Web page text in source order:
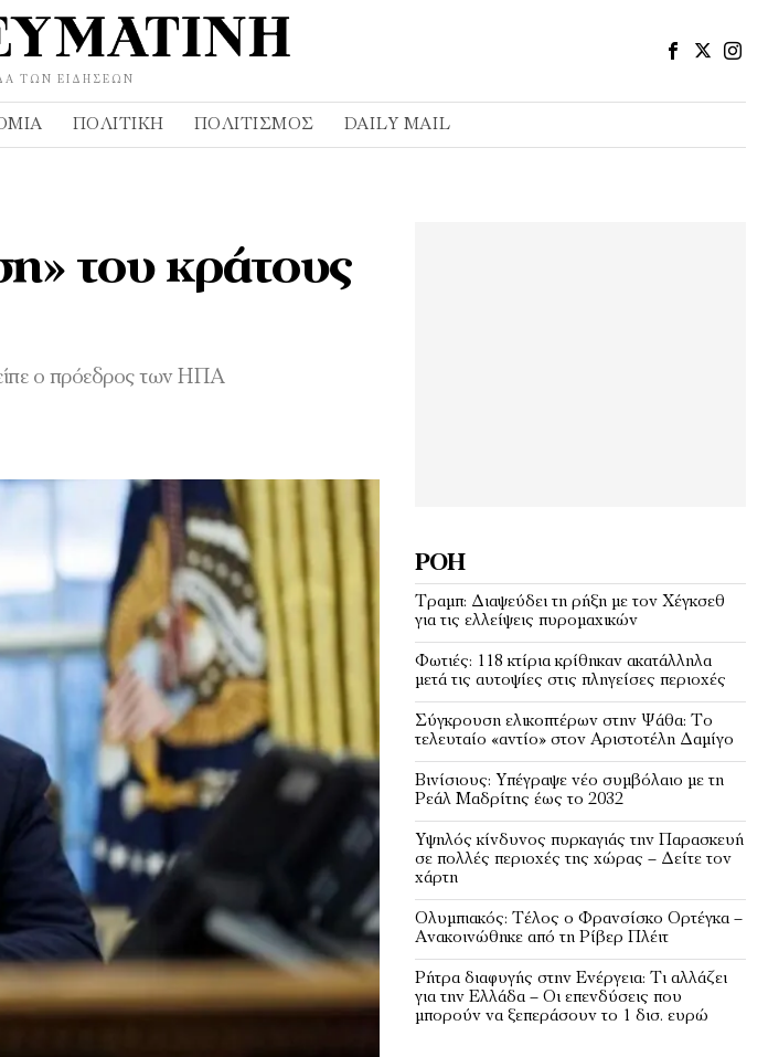
ΤΩΝ ΕΙΔΉΣΕΩΝ
ΠΟΛΙΤΙΚΉ ΠΟΛΙΤΙΣΜΌΣ DAILY MAIL
του κράτους
ο πρόεδρος των ΗΠΑ
ΡΟΉ
Τραμπ: Διαψεύδει τη ρήξη με τον Χέγκσεθ
για τις ελλείψεις πυρομαχικών
Φωτιές: 118 κτίρια κρίθηκαν ακατάλληλα
μετά τις αυτοψίες στις πληγείσες περιοχές
Σύγκρουση ελικοπτέρων στην Ψάθα: Tο
τελευταίο «αντίο» στον Αριστοτέλη Δαμίγο
Βινίσιους: Υπέγραψε νέο συμβόλαιο με τη
Ρεάλ Μαδρίτης έως το 2032
Υψηλός κίνδυνος πυρκαγιάς την Παρασκευή
σε πολλές περιοχές της χώρας – Δείτε τον
χάρτη
Ολυμπιακός: Τέλος ο Φρανσίσκο Ορτέγκα –
Ανακοινώθηκε από τη Ρίβερ Πλέιτ
Ρήτρα διαφυγής στην Ενέργεια: Τι αλλάζει
για την Ελλάδα – Οι επενδύσεις που
μπορούν να ξεπεράσουν το 1 δισ. ευρώ